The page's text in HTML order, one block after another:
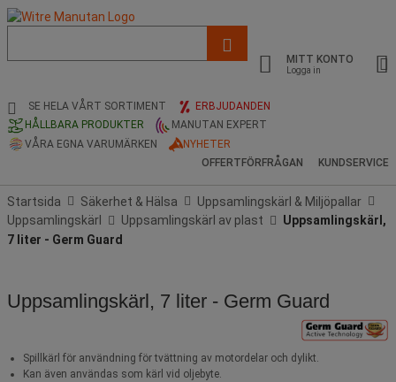
och
sökhistorik
MITT KONTO
Logga in
SE HELA VÅRT SORTIMENT
ERBJUDANDEN
HÅLLBARA PRODUKTER
MANUTAN EXPERT
VÅRA EGNA VARUMÄRKEN
NYHETER
OFFERTFÖRFRÅGAN
KUNDSERVICE
Startsida Säkerhet & Hälsa
Uppsamlingskärl & Miljöpallar
Uppsamlingskärl
Uppsamlingskärl av plast
Uppsamlingskärl,
7 liter - Germ Guard
Uppsamlingskärl, 7 liter - Germ Guard
Spillkärl för användning för tvättning av motordelar och dylikt.
Kan även användas som kärl vid oljebyte.